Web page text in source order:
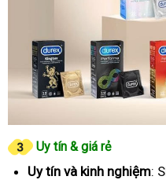
Uy tín & giá rẻ
Uy tín và kinh nghiệm: